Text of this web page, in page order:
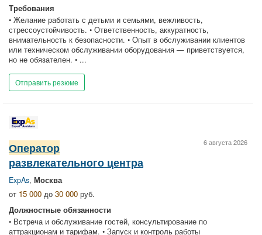
Требования
• Желание работать с детьми и семьями, вежливость,
стрессоустойчивость. • Ответственность, аккуратность,
внимательность к безопасности. • Опыт в обслуживании клиентов
или техническом обслуживании оборудования — приветствуется,
но не обязателен. • ...
Отправить резюме
6 августа 2026
Оператор
развлекательного центра
ExpAs, Москва
от 15 000 до 30 000 руб.
Должностные обязанности
• Встреча и обслуживание гостей, консультирование по
аттракционам и тарифам. • Запуск и контроль работы